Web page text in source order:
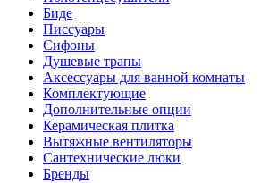
Биде
Писсуары
Сифоны
Душевые трапы
Аксессуары для ванной комнаты
Комплектующие
Дополнительные опции
Керамическая плитка
Вытяжные вентиляторы
Сантехнические люки
Бренды